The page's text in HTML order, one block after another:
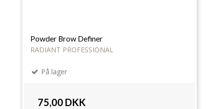
Powder Brow Definer
RADIANT PROFESSIONAL
På lager
75,00 DKK